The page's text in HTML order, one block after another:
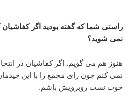
راستی شما که گفته بودید اگر کفاشیان
نمی شوید؟
هنوز هم می گویم. اگر کفاشیان در
نمی کنم چون رای مجمع را با این
خوب نست روبرویش باشم.